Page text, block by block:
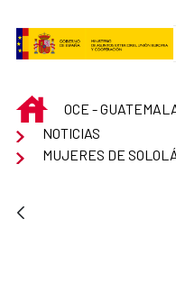
INICIO
OCE -
NOTICIAS